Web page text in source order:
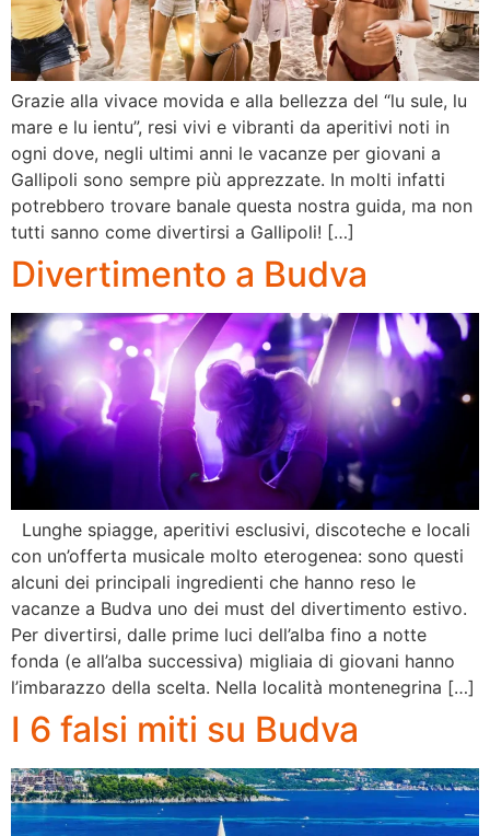
Grazie alla vivace movida e alla bellezza del “lu sule, lu
mare e lu ientu”, resi vivi e vibranti da aperitivi noti in
ogni dove, negli ultimi anni le vacanze per giovani a
Gallipoli sono sempre più apprezzate. In molti infatti
potrebbero trovare banale questa nostra guida, ma non
tutti sanno come divertirsi a Gallipoli! […]
Divertimento a Budva
Lunghe spiagge, aperitivi esclusivi, discoteche e locali
con un’offerta musicale molto eterogenea: sono questi
alcuni dei principali ingredienti che hanno reso le
vacanze a Budva uno dei must del divertimento estivo.
Per divertirsi, dalle prime luci dell’alba fino a notte
fonda (e all’alba successiva) migliaia di giovani hanno
l’imbarazzo della scelta. Nella località montenegrina […]
I 6 falsi miti su Budva